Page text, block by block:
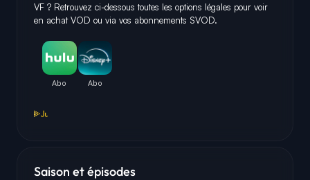
VF ? Retrouvez ci-dessous toutes les options légales pour voir
en achat VOD ou via vos abonnements SVOD.
Saison et épisodes